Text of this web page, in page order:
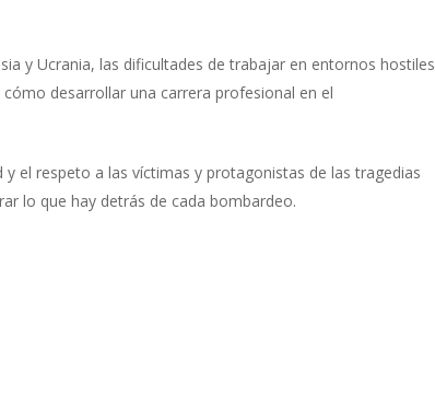
y Ucrania, las dificultades de trabajar en entornos hostiles
desarrollar una carrera profesional en el
el respeto a las víctimas y protagonistas de las tragedias
lo que hay detrás de cada bombardeo.